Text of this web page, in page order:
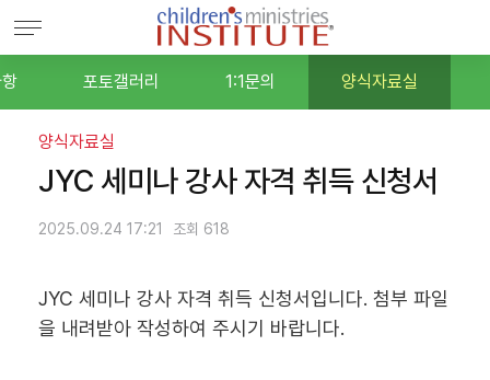
포토갤러리 1:1문의 양식자료실
양식자료실
JYC 세미나 강사 자격 취득 신청서
2025.09.24 17:21 조회 618
JYC 세미나 강사 자격 취득 신청서입니다. 첨부 파일
을 내려받아 작성하여 주시기 바랍니다.